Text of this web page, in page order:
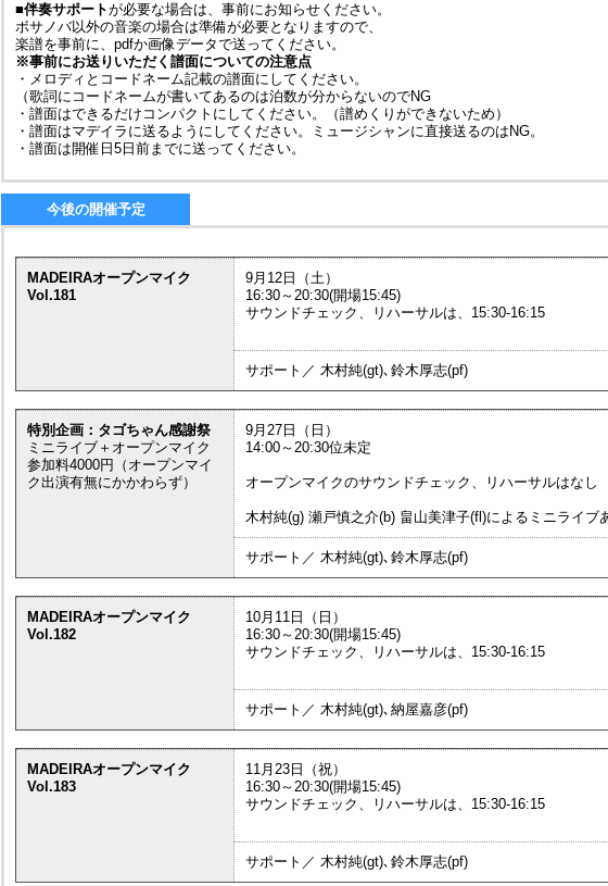
■伴奏サポートが必要な場合は、事前にお知らせください。
ボサノバ以外の音楽の場合は準備が必要となりますので、
楽譜を事前に、pdfか画像データで送ってください。
※事前にお送りいただく譜面についての注意点
・メロディとコードネーム記載の譜面にしてください。
（歌詞にコードネームが書いてあるのは泊数が分からないのでNG
・譜面はできるだけコンパクトにしてください。（譜めくりができないため）
・譜面はマデイラに送るようにしてください。ミュージシャンに直接送るのはNG。
・譜面は開催日5日前までに送ってください。
今後の開催予定
MADEIRAオープンマイク
Vol.181
9月12日（土）
16:30～20:30(開場15:45)
サウンドチェック、リハーサルは、15:30-16:15
サポート／ 木村純(gt)､鈴木厚志(pf)
特別企画：タゴちゃん感謝祭
ミニライブ＋オープンマイク
参加料4000円（オープンマイ
ク出演有無にかかわらず）
9月27日（日）
14:00～20:30位未定
オープンマイクのサウンドチェック、リハーサルはなし
木村純(g) 瀬戸慎之介(b) 畠山美津子(fl)によるミニライブ
サポート／ 木村純(gt)､鈴木厚志(pf)
MADEIRAオープンマイク
Vol.182
10月11日（日）
16:30～20:30(開場15:45)
サウンドチェック、リハーサルは、15:30-16:15
サポート／ 木村純(gt)､納屋嘉彦(pf)
MADEIRAオープンマイク
Vol.183
11月23日（祝）
16:30～20:30(開場15:45)
サウンドチェック、リハーサルは、15:30-16:15
サポート／ 木村純(gt)､鈴木厚志(pf)